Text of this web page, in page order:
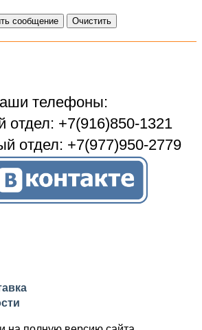
телефоны:
отдел: +7(916)850-1321
отдел: +7(977)950-2779